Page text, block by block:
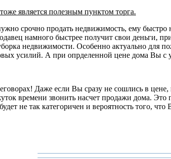
является полезным пунктом торга.
срочно продать недвижимость, ему
намного быстрее получит свои деньги,
недвижимости. Особенно актуально для
усилий. А при опрделенной цене дома Вы с
Даже если Вы сразу не сошлись в
времени звонить насчет продажи дома.
не так категоричен и вероятность того, что